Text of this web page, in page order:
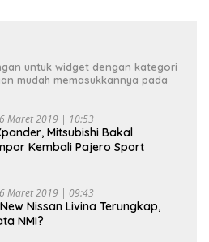
untuk widget dengan kategori
mudah memasukkannya pada
Maret 2019 | 10:53
Mitsubishi Bakal
Kembali Pajero Sport
Maret 2019 | 09:43
Nissan Livina Terungkap,
NMI?